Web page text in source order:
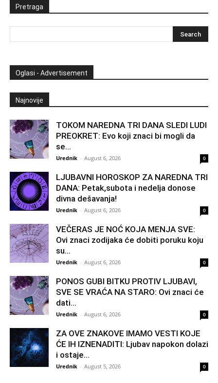
Pretraga
Oglasi - Advertisement
Najnovije
TOKOM NAREDNA TRI DANA SLEDI LUDI
PREOKRET: Evo koji znaci bi mogli da
se...
Urednik - August 6, 2026 0
LJUBAVNI HOROSKOP ZA NAREDNA TRI
DANA: Petak,subota i nedelja donose
divna dešavanja!
Urednik - August 6, 2026 0
VEČERAS JE NOĆ KOJA MENJA SVE:
Ovi znaci zodijaka će dobiti poruku koju
su...
Urednik - August 6, 2026 0
PONOS GUBI BITKU PROTIV LJUBAVI,
SVE SE VRAĆA NA STARO: Ovi znaci će
dati...
Urednik - August 6, 2026 0
ZA OVE ZNAKOVE IMAMO VESTI KOJE
ĆE IH IZNENADITI: Ljubav napokon dolazi
i ostaje...
Urednik - August 5, 2026 0